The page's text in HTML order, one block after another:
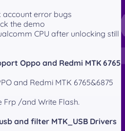
account error bugs
the demo
CPU after unlocking still
Oppo and Redmi MTK 6765
and Redmi MTK 6765&6875
/and Write Flash.
and filter MTK_USB Drivers